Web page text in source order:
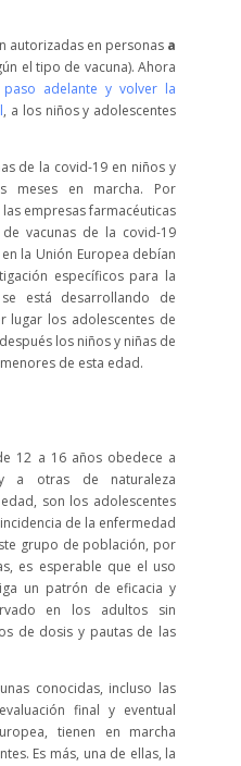
autorizadas en personas a
el tipo de vacuna). Ahora
adelante y volver la
, a los niños y adolescentes
de la covid-19 en niños y
meses en marcha. Por
empresas farmacéuticas
vacunas de la covid-19
la Unión Europea debían
específicos para la
está desarrollando de
lugar los adolescentes de
los niños y niñas de
de esta edad.
12 a 16 años obedece a
y a otras de naturaleza
son los adolescentes
de la enfermedad
grupo de población, por
es esperable que el uso
un patrón de eficacia y
en los adultos sin
de dosis y pautas de las
conocidas, incluso las
final y eventual
tienen en marcha
Es más, una de ellas, la